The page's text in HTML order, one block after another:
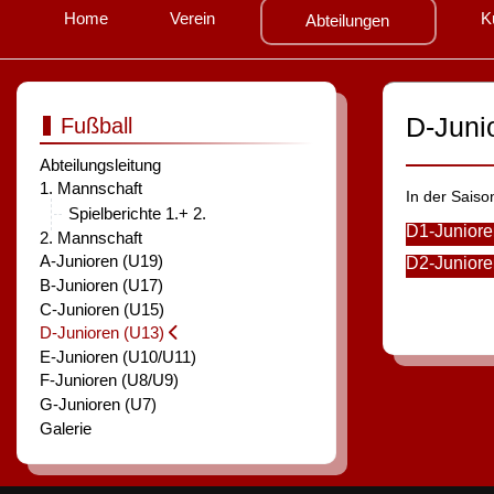
Home Verein Abteilungen
Fußball
Abteilungsleitung
1. Mannschaft
Spielberichte 1.+ 2.
2. Mannschaft
A-Junioren (U19)
B-Junioren (U17)
C-Junioren (U15)
D-Junioren (U13)
E-Junioren (U10/U11)
F-Junioren (U8/U9)
G-Junioren (U7)
Galerie
D-
In der
D1-
D2-